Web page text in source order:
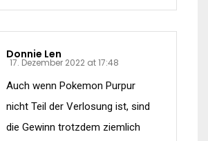
Donnie Len
17. Dezember 2022 at 17:48
Auch wenn Pokemon Purpur
nicht Teil der Verlosung ist, sind
die Gewinn trotzdem ziemlich